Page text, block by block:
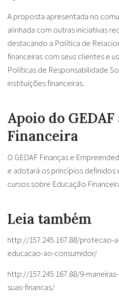
A proposta apresentada no
alinhada com outras iniciativas
destacando a Política de
financeiras com seus clientes e
Políticas de Responsabilidade
instituições financeiras.
Apoio do
Financeira
O GEDAF Finanças e
e adotará os princípios definidos
cursos sobre Educação
Leia também
http://157.245.167.88/protecao-
educacao-ao-consumidor/
http://157.245.167.88/9-
suas-financas/